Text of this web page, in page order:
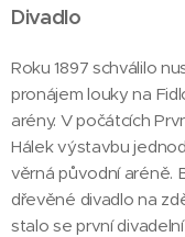
Divadlo
Roku 1897 schválilo
pronájem louky na
arény. V počátcích
Hálek výstavbu
věrná původní aréně.
dřevěné divadlo na
stalo se první